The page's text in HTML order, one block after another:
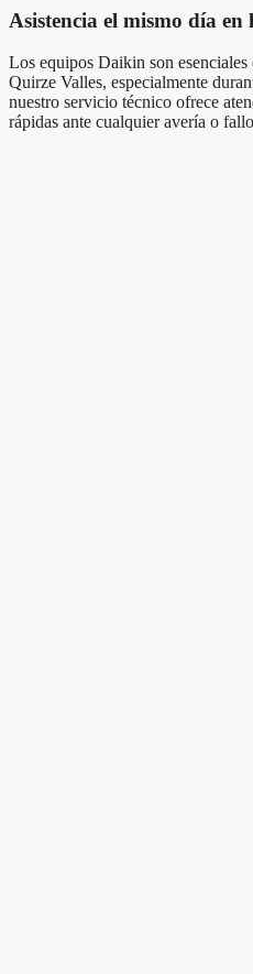
Asistencia el mismo día
Los equipos Daikin son esenciales
Quirze Valles, especialmente
nuestro servicio técnico ofrece
rápidas ante cualquier avería o